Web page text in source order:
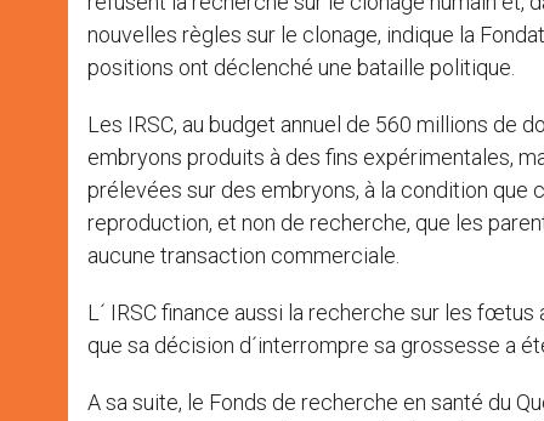
nouvelles règles sur le clonage, indique la
positions ont déclenché une bataille politique.
Les IRSC, au budget annuel de 560 millions de
embryons produits à des fins expérimentales,
prélevées sur des embryons, à la condition que
reproduction, et non de recherche, que les
aucune transaction commerciale.
L´ IRSC finance aussi la recherche sur les
que sa décision d´interrompre sa grossesse a
A sa suite, le Fonds de recherche en santé du